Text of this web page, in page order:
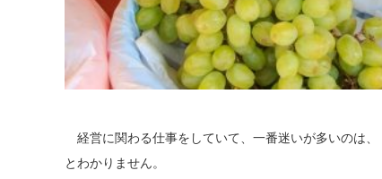
経営に関わる仕事をしていて、一番迷いが多いのは
とわかりません。